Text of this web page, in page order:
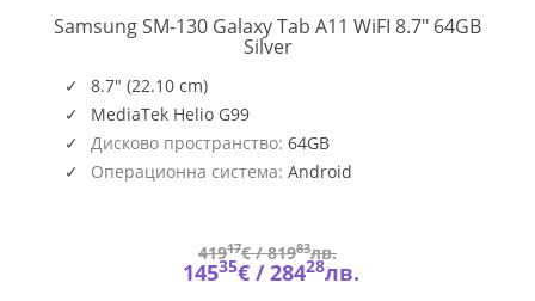
Samsung SM-130 Galaxy Tab A11 WiFI 8.7" 64GB
SilverSM-
8.7" (22.10 cm)
MediaTek Helio G99
Дисково пространство: 64GB
Операционна система: Android
41917€ /81983лв.
14535€ /28428лв.